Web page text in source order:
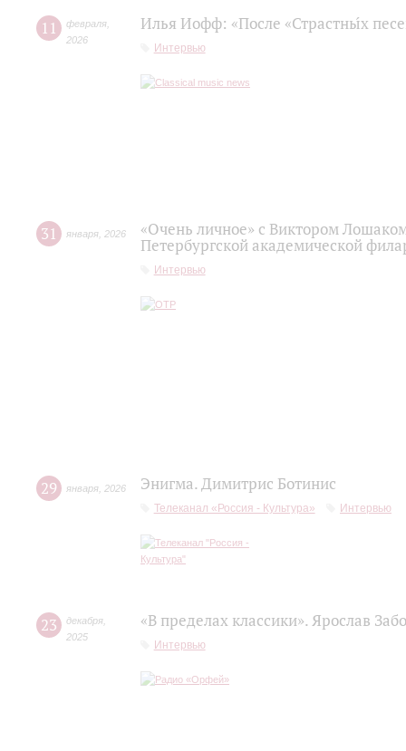
11 февраля
2026
Илья Иофф: «После «Страстны́х
Интервью
31 января 2026
«Очень личное» с Виктором
Петербургской академической
Интервью
29 января 2026 Энигма. Димитрис Ботинис
Телеканал «Россия - Культура» Интервью
23 декабря
2025
«В пределах классики». Ярослав
Интервью